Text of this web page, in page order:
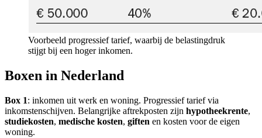
Voorbeeld progressief tarief, waarbij de belastingdruk
stijgt bij een hoger inkomen.
Boxen in Nederland
Box 1: inkomen uit werk en woning. Progressief tarief via
inkomstenschijven. Belangrijke aftrekposten zijn hypotheekrente,
studiekosten, medische kosten, giften en kosten voor de eigen
woning.